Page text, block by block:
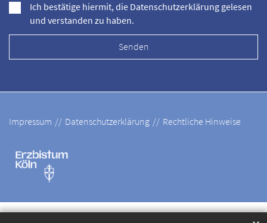
Ich bestätige hiermit, die Datenschutzerklärung gelesen
und verstanden zu haben.
Impressum Datenschutzerklärung Rechtliche Hinweise